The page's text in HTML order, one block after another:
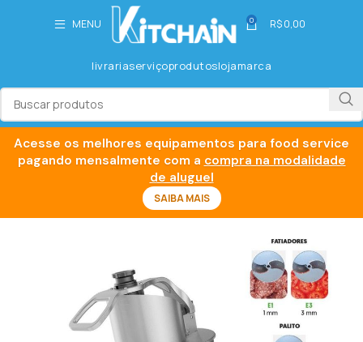
MENU 0 R$0,00
livrariaserviçoprodutoslojamarca
Acesse os melhores equipamentos para food service
pagando mensalmente com a compra na modalidade
de aluguel
SAIBA MAIS